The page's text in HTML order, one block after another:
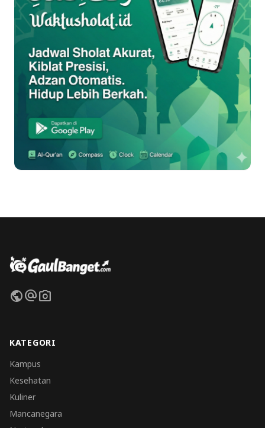
publicalternate_emailphoto_camera
KATEGORI
Kampus
Kesehatan
Kuliner
Mancanegara